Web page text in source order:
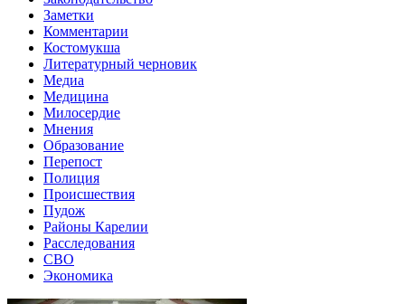
Заметки
Комментарии
Костомукша
Литературный черновик
Медиа
Медицина
Милосердие
Мнения
Образование
Перепост
Полиция
Происшествия
Пудож
Районы Карелии
Расследования
СВО
Экономика